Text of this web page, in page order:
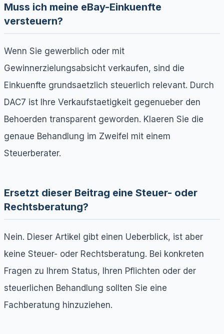
Muss ich meine eBay-Einkuenfte
versteuern?
Wenn Sie gewerblich oder mit
Gewinnerzielungsabsicht verkaufen, sind die
Einkuenfte grundsaetzlich steuerlich relevant. Durch
DAC7 ist Ihre Verkaufstaetigkeit gegenueber den
Behoerden transparent geworden. Klaeren Sie die
genaue Behandlung im Zweifel mit einem
Steuerberater.
Ersetzt dieser Beitrag eine Steuer- oder
Rechtsberatung?
Nein. Dieser Artikel gibt einen Ueberblick, ist aber
keine Steuer- oder Rechtsberatung. Bei konkreten
Fragen zu Ihrem Status, Ihren Pflichten oder der
steuerlichen Behandlung sollten Sie eine
Fachberatung hinzuziehen.